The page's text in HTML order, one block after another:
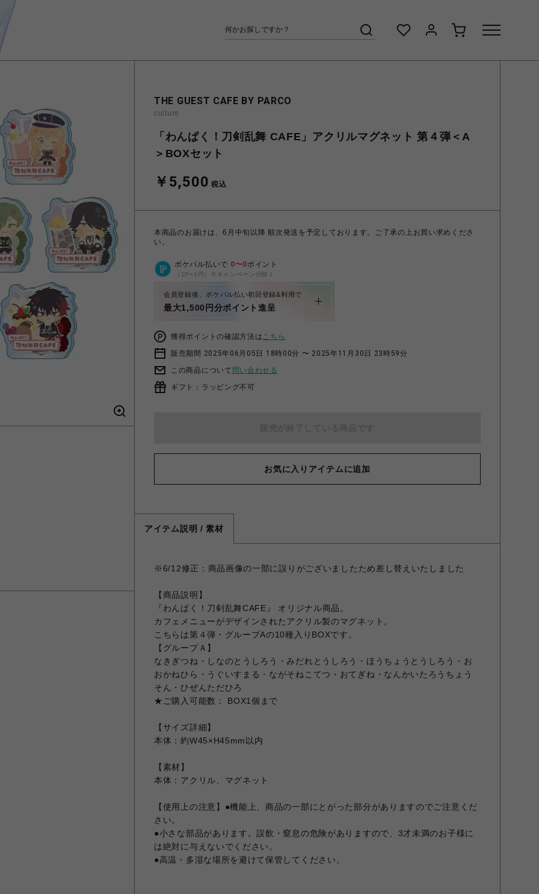
THE GUEST CAFE BY PARCO
culture
「わんぱく！刀剣乱舞 CAFE」アクリルマグネット 第４弾＜A
＞BOXセット
￥5,500 税込
本商品のお届けは、6月中旬以降 順次発送を予定しております。ご了承の上お買い求めくださ
い。
ポケパル払いで 0〜0ポイント
（1P=1円）※キャンペーン分除く
会員登録後、ポケパル払い初回登録&利用で
最大1,500円分ポイント進呈
獲得ポイントの確認方法はこちら
販売期間 2025年06月05日 18時00分 〜 2025年11月30日 23時59分
この商品について 問い合わせる
ギフト：ラッピング不可
お気に入りアイテムに追加
アイテム説明 / 素材
※6/12修正：商品画像の一部に誤りがございましたため差し替えいたしました
【商品説明】
『わんぱく！刀剣乱舞CAFE』 オリジナル商品。
カフェメニューがデザインされたアクリル製のマグネット。
こちらは第４弾・グループAの10種入りBOXです。
【グループＡ】
なきぎつね・しなのとうしろう・みだれとうしろう・ほうちょうとうしろう・お
おかねひら・うぐいすまる・ながそねこてつ・おてぎね・なんかいたろうちょう
そん・ひぜんただひろ
★ご購入可能数： BOX1個まで
【サイズ詳細】
本体：約W45×H45mm以内
【素材】
本体：アクリル、マグネット
【使用上の注意】●機能上、商品の一部にとがった部分がありますのでご注意くだ
さい。
●小さな部品があります。誤飲・窒息の危険がありますので、3才未満のお子様に
は絶対に与えないでください。
●高温・多湿な場所を避けて保管してください。